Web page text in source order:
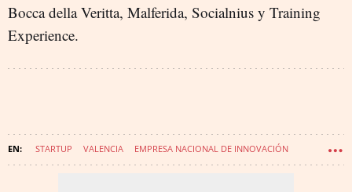
Bocca della Veritta, Malferida, Socialnius y Training
Experience.
STARTUP VALENCIA EMPRESA NACIONAL DE INNOVACIÓN